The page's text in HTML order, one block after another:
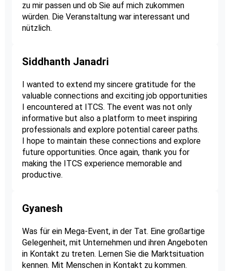
zu mir passen und ob Sie auf mich zukommen
würden. Die Veranstaltung war interessant und
nützlich.
Siddhanth Janadri
I wanted to extend my sincere gratitude for the
valuable connections and exciting job opportunities
I encountered at ITCS. The event was not only
informative but also a platform to meet inspiring
professionals and explore potential career paths.
I hope to maintain these connections and explore
future opportunities. Once again, thank you for
making the ITCS experience memorable and
productive.
Gyanesh
Was für ein Mega-Event, in der Tat. Eine großartige
Gelegenheit, mit Unternehmen und ihren Angeboten
in Kontakt zu treten. Lernen Sie die Marktsituation
kennen. Mit Menschen in Kontakt zu kommen.